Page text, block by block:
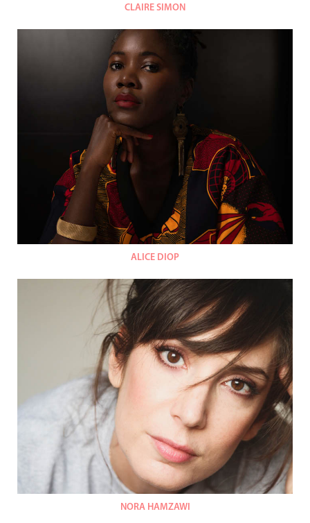
CLAIRE SIMON
ALICE DIOP
NORA HAMZAWI